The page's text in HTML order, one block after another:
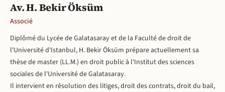
Av. H. Bekir Öksüm
Associé
Diplômé du Lycée de Galatasaray et de la Faculté de droit de
l'Université d'Istanbul, H. Bekir Öksüm prépare actuellement sa
thèse de master (LL.M.) en droit public à l'Institut des sciences
sociales de l'Université de Galatasaray.
Il intervient en résolution des litiges, droit des contrats, droit du bail,